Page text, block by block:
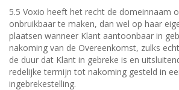
5.5 Voxio heeft het recht de domeinnaam
onbruikbaar te maken, dan wel op haar
plaatsen wanneer Klant aantoonbaar in
nakoming van de Overeenkomst, zulks
de duur dat Klant in gebreke is en
redelijke termijn tot nakoming gesteld in
ingebrekestelling.